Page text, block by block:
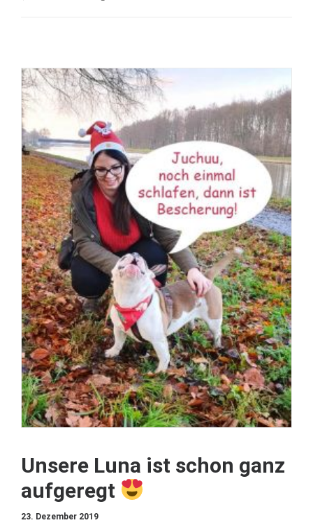
Unsere Luna ist schon ganz
aufgeregt
23. Dezember 2019